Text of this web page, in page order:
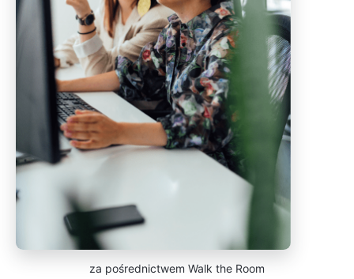
za pośrednictwem Walk the Room